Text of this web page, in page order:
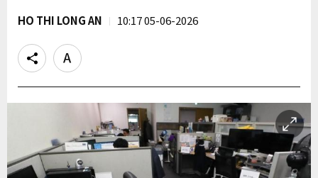
HO THI LONG AN 10:17 05-06-2026
Share
Text
size